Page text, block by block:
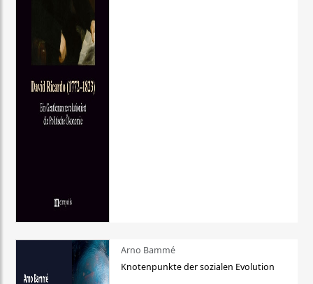
Arno Bammé
Knotenpunkte der sozialen Evolution